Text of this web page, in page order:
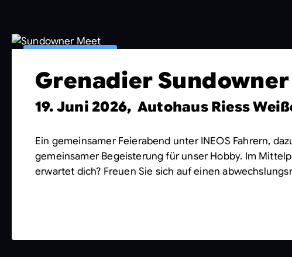
JUNI
Grenadier
19. Juni 2026, Autohaus Riess
Ein gemeinsamer Feierabend unter INEOS Fahrern,
gemeinsamer Begeisterung für unser Hobby. Im
erwartet dich? Freuen Sie sich auf einen